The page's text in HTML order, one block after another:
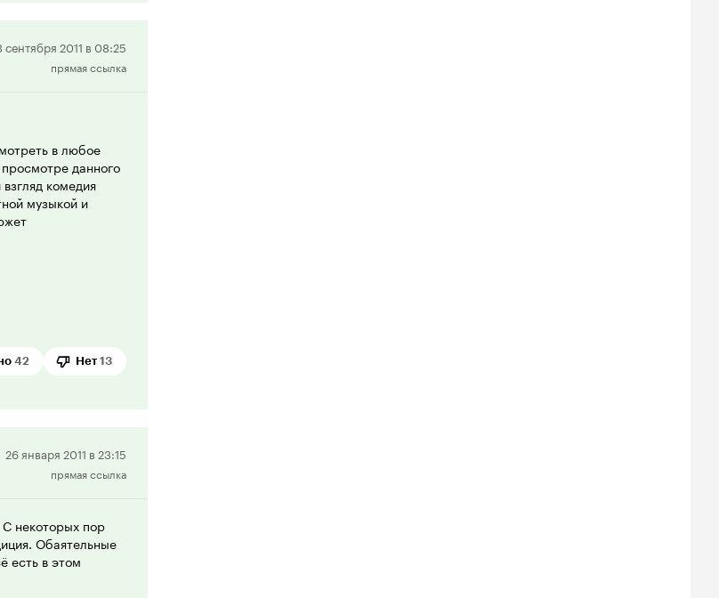
Положительная
рецензия
сентября 2011 в 08:25
прямая ссылка
в любое
данного
комедия
музыкой и
42 Нет 13
Положительная
рецензия
26 января 2011 в 23:15
прямая ссылка
некоторых пор
Обаятельные
есть в этом